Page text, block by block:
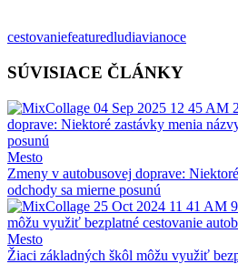
cestovaniefeaturedludiavianoce
SÚVISIACE ČLÁNKY
Mesto
Zmeny v autobusovej doprave:
odchody sa mierne posunú
Mesto
Žiaci základných škôl môžu využiť